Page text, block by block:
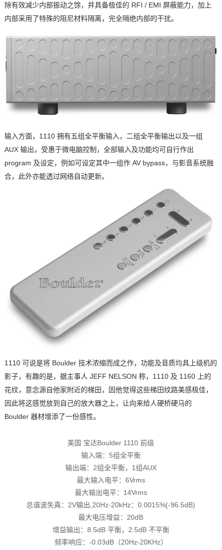
除有效减少内部振动之馀，并具备极佳的 RFI / EMI 屏蔽能力，加上
内部采用了特殊的阻尼材料隔离，完全隔绝内部的干扰。
输入方面，1110 拥有五组全平衡输入，二组全平衡输出以及一组
AUX 输出，受惠于微电脑控制，全部输入及功能均可自行作出
program 及设定，例如可设定其中一组作 AV bypass，与影音系统融
合，此外亦能透过网络自动更新。
1110 可说是将 Boulder 技术浓缩而成之作，功能及音质均具上级机的
影子，有趣的是，据主事人 JEFF NELSON 称，1110 及 1160 上的
花纹，意念源自他家附近的梯田，因他觉得这些梯田纹路美感极佳，
因此将这感觉放到自己的放大器之上，让向来给人硬桥硬马的
Boulder 器材增添了一份感性。
美国 宝达Boulder 1110 前级
输入端：5组全平衡
输出端：2组全平衡，1组AUX
最大输入电平：6Vrms
最大输出电平：14Vrms
总谐波失真：2V输出,20Hz-20kHz：0.0015%(-96.5dB)
最大电压增益：20dB
增益输出：8.5dB 平衡，2.5dB 不平衡
频率响应：-0.03dB（20Hz-20KHz）